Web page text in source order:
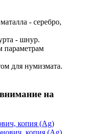
- серебро,
- шнур.
параметрам
для нумизмата.
на
копия (Ag)